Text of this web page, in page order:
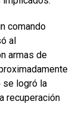
comando
al
armas de
se logró la
recuperación